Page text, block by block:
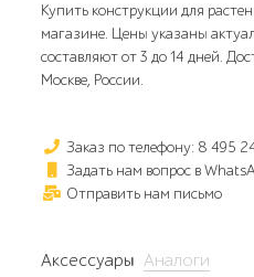
Купить конструкции для
магазине. Цены указаны
составляют от 3 до 14 дней.
Москве, России.
Заказ по телефону: 8 495
Задать нам вопрос в
Отправить нам письмо
Аксессуары Аналоги